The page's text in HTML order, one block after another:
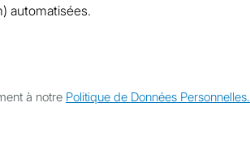
automatisées.
à notre Politique de Données Personnelles.